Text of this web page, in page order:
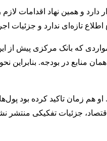
و همین نهاد اقدامات
که بانک مرکزی پیش از
منابع در بودجه. بنابراین
ذخایر ارزی این بانک افزوده شده است. او هم
مستقیم رقم ۴.۵ میلیارد دلار با منابع مورد اشاره